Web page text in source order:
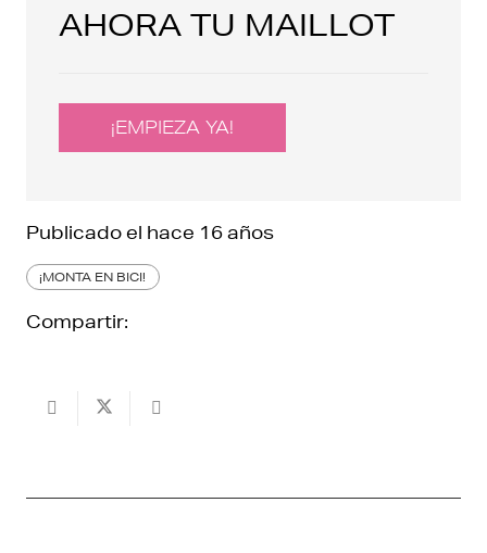
AHORA TU MAILLOT
¡EMPIEZA YA!
Publicado el hace 16 años
¡MONTA EN BICI!
Compartir: